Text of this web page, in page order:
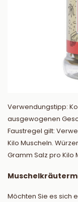
Verwendungstipp:
ausgewogenen
Faustregel gilt:
Kilo Muscheln.
Gramm Salz pro Kilo
Möchten Sie es sich